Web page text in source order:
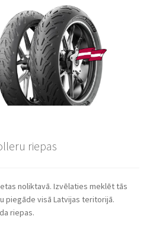
riepas
noliktavā. Izvēlaties meklēt tās
piegāde visā Latvijas teritorijā.
riepas.